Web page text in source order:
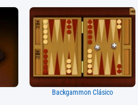
Backgammon Clásico